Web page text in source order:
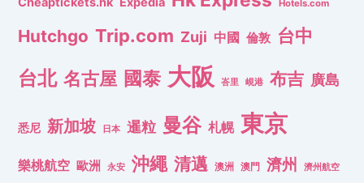
Hotels.com
Hutchgo Trip.com Zuji 中國 倫敦 台中
台北 名古屋 國泰 大阪 峇里 峴港 布吉 廣島
悉尼 新加坡 日本 暹粒 曼谷 札幌 東京
樂桃航空 歐洲 永安 沖繩 清邁 澳洲 澳門 濟州 濟州航空